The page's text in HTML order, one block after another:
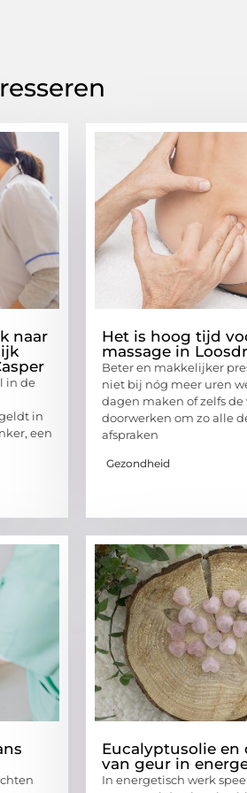
naar
in de
in
een
Het is hoog tijd
massage in
Beter en makkelijker
niet bij nóg meer uren
dagen maken of zelfs
doorwerken om zo alle
afspraken
Gezondheid
Eucalyptusolie en
van geur in
In energetisch werk